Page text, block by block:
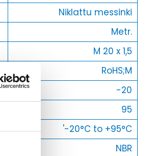
Niklattu messinki
Metr.
M 20 x 1,5
RoHS;M
-20
95
'-20°C to +95°C
NBR